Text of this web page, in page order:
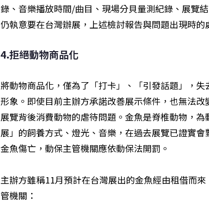
錄、音樂播放時間/曲目、現場分貝量測紀錄、展覽
仍執意要在台灣辦展，上述檢討報告與問題出現時的
4.拒絕動物商品化
將動物商品化，僅為了「打卡」、「引發話題」，
形象。即使目前主辦方承諾改善展示條件，也無法
展覽背後消費動物的虐待問題。金魚是脊椎動物，
展」的飼養方式、燈光、音樂，在過去展覽已證實
金魚傷亡，動保主管機關應依動保法開罰。
主辦方雖稱11月預計在台灣展出的金魚經由租借而
管機關：